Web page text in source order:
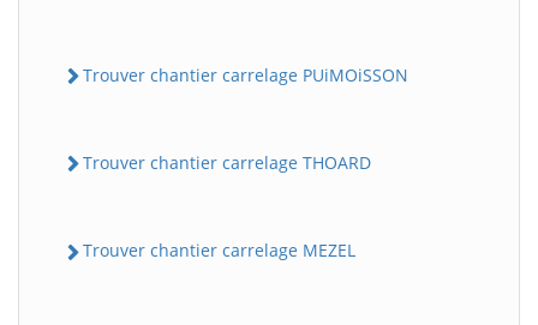
Trouver chantier carrelage PUiMOiSSON
Trouver chantier carrelage THOARD
Trouver chantier carrelage MEZEL